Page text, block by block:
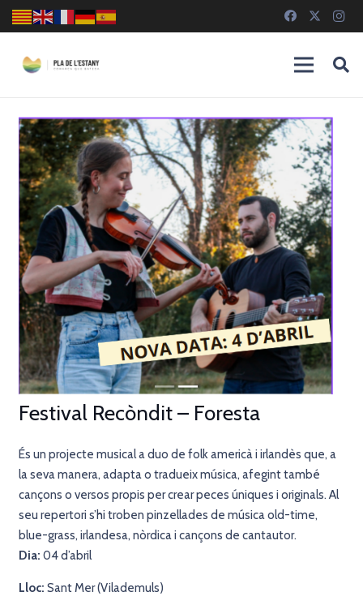
Festival Recòndit – Foresta
És un projecte musical a duo de folk americà i irlandès que, a
la seva manera, adapta o tradueix música, afegint també
cançons o versos propis per crear peces úniques i originals. Al
seu repertori s’hi troben pinzellades de música old-time,
blue-grass, irlandesa, nòrdica i cançons de cantautor.
Dia: 04 d’abril
Lloc: Sant Mer (Vilademuls)